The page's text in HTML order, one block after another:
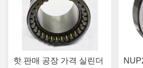
핫 판매 공장 가격 실린더